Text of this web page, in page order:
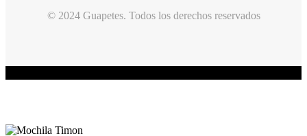
© 2024 Guapetes. Todos los derechos reservados